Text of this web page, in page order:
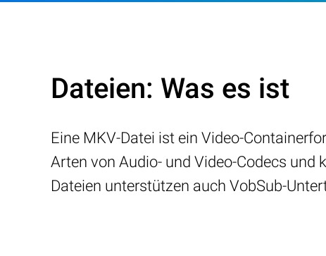
Dateien: Was es ist
Eine MKV-Datei ist ein Video-
Arten von Audio- und Video-Codecs und
Dateien unterstützen auch VobSub-